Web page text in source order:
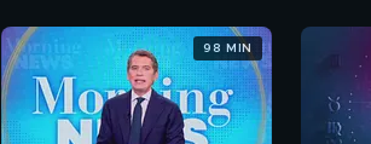
98 MIN